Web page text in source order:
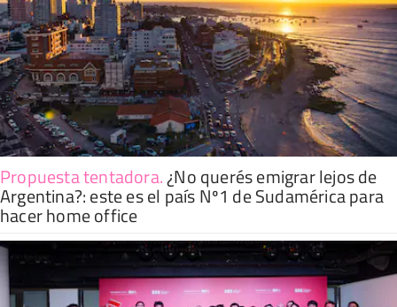
Propuesta tentadora.¿No querés emigrar lejos de
Argentina?: este es el país Nº1 de Sudamérica para
hacer home office